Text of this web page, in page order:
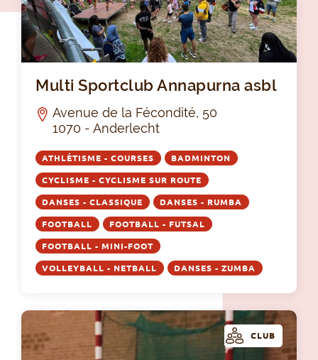
Multi Sportclub Annapurna asbl
Avenue de la Fécondité, 50
1070 - Anderlecht
ATHLÉTISME - COURSES BADMINTON
CYCLISME - CYCLISME SUR ROUTE
DANSES - CLASSIQUE DANSES - RUMBA
FOOTBALL FOOTBALL - FUTSAL
FOOTBALL - MINI-FOOT
VOLLEYBALL - NETBALL DANSES - ZUMBA
CLUB